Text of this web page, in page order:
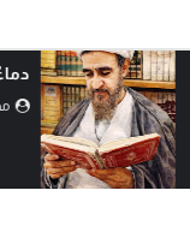
دماءُ